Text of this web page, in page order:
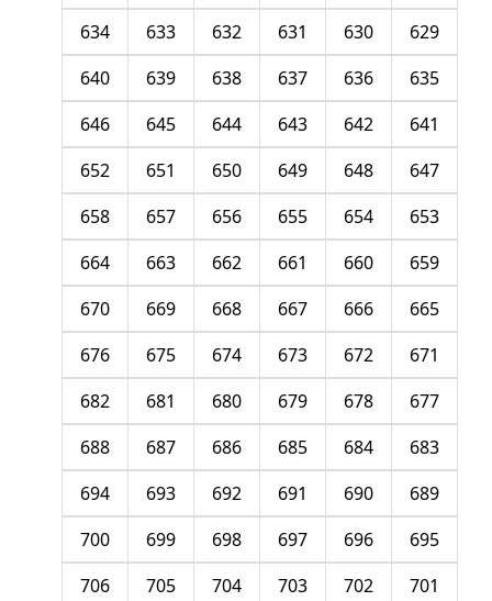
629
630
631
632
633
634
635
636
637
638
639
640
641
642
643
644
645
646
647
648
649
650
651
652
653
654
655
656
657
658
659
660
661
662
663
664
665
666
667
668
669
670
671
672
673
674
675
676
677
678
679
680
681
682
683
684
685
686
687
688
689
690
691
692
693
694
695
696
697
698
699
700
701
702
703
704
705
706